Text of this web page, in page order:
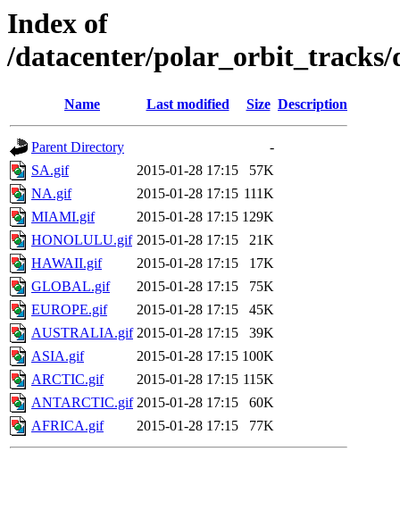
Index of
/datacenter/polar_orbit_tracks/
Name Last modified Size Description
Parent Directory
-
SA.gif
2015-01-28 17:15
57K
NA.gif
2015-01-28 17:15 111K
MIAMI.gif
2015-01-28 17:15 129K
HONOLULU.gif 2015-01-28 17:15
21K
HAWAII.gif
2015-01-28 17:15
17K
GLOBAL.gif
2015-01-28 17:15
75K
EUROPE.gif
2015-01-28 17:15
45K
AUSTRALIA.gif 2015-01-28 17:15
39K
ASIA.gif
2015-01-28 17:15 100K
ARCTIC.gif
2015-01-28 17:15 115K
ANTARCTIC.gif 2015-01-28 17:15
60K
AFRICA.gif
2015-01-28 17:15 77K